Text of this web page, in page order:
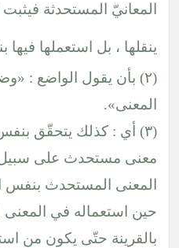
المعانيّ المستحدثة
ينقلها ، بل استعملها فيها
(٢) بأن يقول الواضع :
المعنى».
(٣) أي : كذلك يتحقّق
معنى مستحدث على سبيل
المعنى المستحدث بنفس
حين استعماله في المعنى
بالقرينة حتّى يكون من